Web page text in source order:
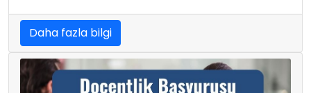
Daha fazla bilgi